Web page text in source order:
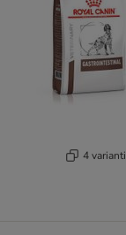
4 varianti